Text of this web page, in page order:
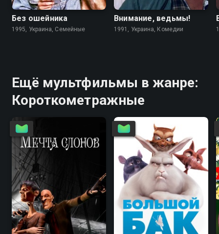
Без ошейника
1995, Украина, Семейные
Внимание, ведьмы!
1991, Украина, Комедии
Ещё мультфильмы в жанре:
Короткометражные